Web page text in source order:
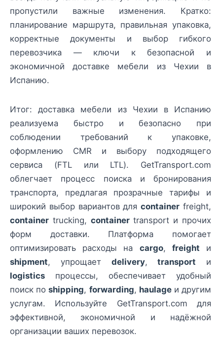
пропустили важные изменения. Кратко:
планирование маршрута, правильная упаковка,
корректные документы и выбор гибкого
перевозчика — ключи к безопасной и
экономичной доставке мебели из Чехии в
Испанию.
Итог: доставка мебели из Чехии в Испанию
реализуема быстро и безопасно при
соблюдении требований к упаковке,
оформлению CMR и выбору подходящего
сервиса (FTL или LTL). GetTransport.com
облегчает процесс поиска и бронирования
транспорта, предлагая прозрачные тарифы и
широкий выбор вариантов дляcontainer freight,
container trucking, containertransport и прочих
форм доставки. Платформа помогает
оптимизировать расходы на cargo, freight и
shipment, упрощает delivery,transport и
logistics процессы, обеспечивает удобный
поиск поshipping, forwarding, haulageи другим
услугам. Используйте GetTransport.com для
эффективной, экономичной и надёжной
организации ваших перевозок.